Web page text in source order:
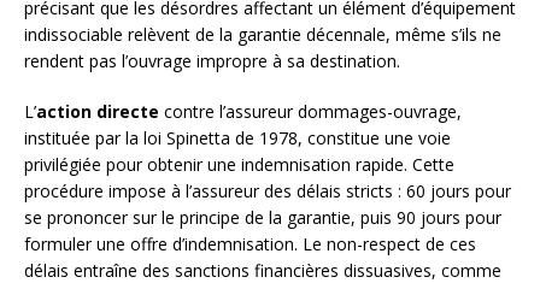
précisant que les désordres affectant un élément d’équipement
indissociable relèvent de la garantie décennale, même s’ils ne
rendent pas l’ouvrage impropre à sa destination.
L’action directe contre l’assureur dommages-ouvrage,
instituée par la loi Spinetta de 1978, constitue une voie
privilégiée pour obtenir une indemnisation rapide. Cette
procédure impose à l’assureur des délais stricts : 60 jours pour
se prononcer sur le principe de la garantie, puis 90 jours pour
formuler une offre d’indemnisation. Le non-respect de ces
délais entraîne des sanctions financières dissuasives, comme